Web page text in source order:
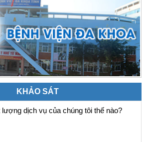
KHẢO SÁT
dịch vụ của chúng tôi thế nào?